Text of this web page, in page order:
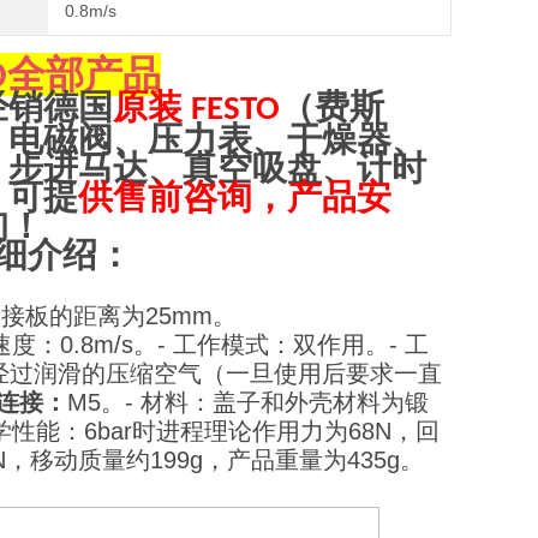
0.8m/s
全部产品
德国原装 FESTO （费斯
磁阀、压力表、干燥器、
进马达、真空吸盘、计时
可提供售前咨询，产品安
介绍：
板的距离为25mm。
度：0.8m/s。 - 工作模式：双作用。 - 工
润滑的压缩空气（一旦使用后要求一直
接： M5。 - 材料：盖子和外壳材料为锻
性能：6bar时进程理论作用力为68N，回
移动质量约199g，产品重量为435g。